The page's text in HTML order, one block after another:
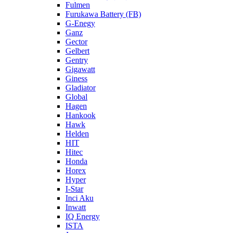
Fulmen
Furukawa Battery (FB)
G-Enegy
Ganz
Gector
Gelbert
Gentry
Gigawatt
Giness
Gladiator
Global
Hagen
Hankook
Hawk
Helden
HIT
Hitec
Honda
Horex
Hyper
I-Star
Inci Aku
Inwatt
IQ Energy
ISTA